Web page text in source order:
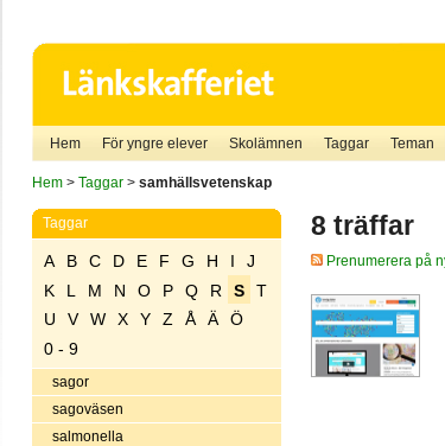
Hem För yngre elever Skolämnen Taggar Teman
Hem> Taggar> samhällsvetenskap
Taggar
A B C D E F G H I
J
K
L M N O P Q R S
T
U
V W X Y Z Å Ä
Ö
0 - 9
sagor
sagoväsen
salmonella
8 träffar
Prenumerera på